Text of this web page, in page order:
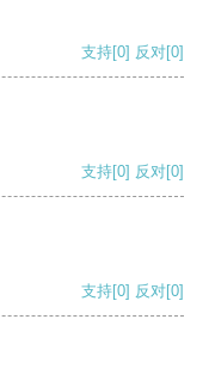
支持[0] 反对[0]
支持[0] 反对[0]
支持[0] 反对[0]